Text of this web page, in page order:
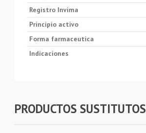
Registro Invima
Principio activo
Forma farmaceutica
Indicaciones
PRODUCTOS SUSTITUTOS